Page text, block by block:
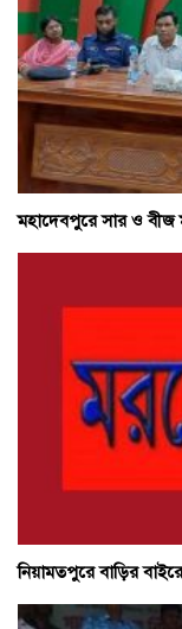
মহাদেবপুরে সার ও বীজ
নিয়ামতপুরে বাড়ির